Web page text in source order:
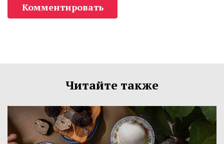
Комментировать
Читайте также